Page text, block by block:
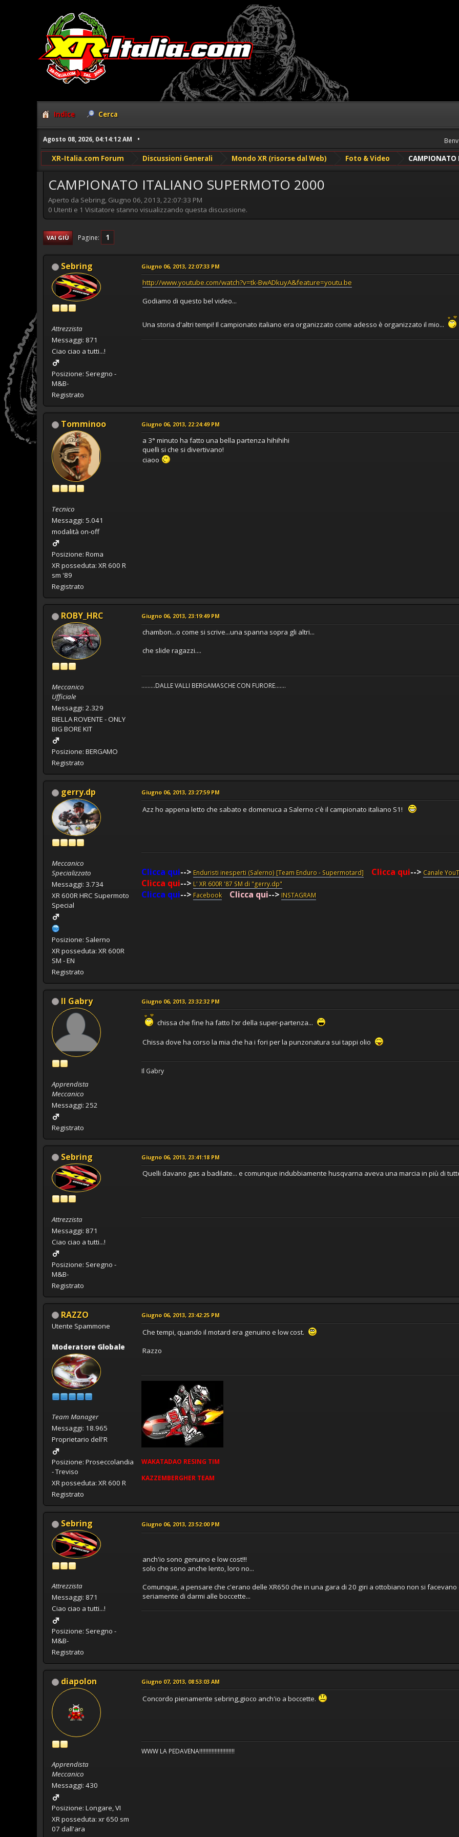
Indice Cerca
Agosto 08, 2026, 04:14:12 AM
XR-Italia.com Forum Discussioni Generali Mondo XR (risorse dal Web) Foto & Video CAMPIONATO
CAMPIONATO ITALIANO SUPERMOTO 2000
Aperto da Sebring, Giugno 06, 2013, 22:07:33 PM
0 Utenti e 1 Visitatore stanno visualizzando questa discussione.
VAI GIÙ Pagine 1
Sebring
Attrezzista
Messaggi: 871
Ciao ciao a tutti...!
Posizione: Seregno -
M&B-
Registrato
Giugno 06, 2013, 22:07:33 PM
http://www.youtube.com/watch?v=tk-BwADkuyA&feature=youtu.be
Godiamo di questo bel video...
Una storia d'altri tempi! Il campionato italiano era organizzato come adesso è organizzato il mio...
Tomminoo
Tecnico
Messaggi: 5.041
modalità on-off
Posizione: Roma
XR posseduta: XR 600 R
sm '89
Registrato
Giugno 06, 2013, 22:24:49 PM
a 3° minuto ha fatto una bella partenza hihihihi
quelli si che si divertivano!
ciaoo
ROBY_HRC
Meccanico
Ufficiale
Messaggi: 2.329
BIELLA ROVENTE - ONLY
BIG BORE KIT
Posizione: BERGAMO
Registrato
Giugno 06, 2013, 23:19:49 PM
chambon...o come si scrive...una spanna sopra gli altri...
che slide ragazzi....
.........DALLE VALLI BERGAMASCHE CON FURORE.......
gerry.dp
Meccanico
Specializzato
Messaggi: 3.734
XR 600R HRC Supermoto
Special
Posizione: Salerno
XR posseduta: XR 600R
SM - EN
Registrato
Giugno 06, 2013, 23:27:59 PM
Azz ho appena letto che sabato e domenuca a Salerno c'è il campionato italiano S1!
Clicca qui--> Enduristi inesperti (Salerno) [Team Enduro - Supermotard] Clicca qui--> Canale
Clicca qui--> L' XR 600R '87 SM di "gerry.dp"
Clicca qui--> Facebook Clicca qui--> INSTAGRAM
Il Gabry
Apprendista
Meccanico
Messaggi: 252
Registrato
Giugno 06, 2013, 23:32:32 PM
chissa che fine ha fatto l'xr della super-partenza...
Chissa dove ha corso la mia che ha i fori per la punzonatura sui tappi olio
Il Gabry
Sebring
Attrezzista
Messaggi: 871
Ciao ciao a tutti...!
Posizione: Seregno -
M&B-
Registrato
Giugno 06, 2013, 23:41:18 PM
Quelli davano gas a badilate... e comunque indubbiamente husqvarna aveva una marcia in più di
RAZZO
Utente Spammone
Moderatore Globale
Team Manager
Messaggi: 18.965
Proprietario dell'R
Posizione: Proseccolandia
- Treviso
XR posseduta: XR 600 R
Registrato
Giugno 06, 2013, 23:42:25 PM
Che tempi, quando il motard era genuino e low cost.
Razzo
WAKATADAO RESING TIM
KAZZEMBERGHER TEAM
Sebring
Attrezzista
Messaggi: 871
Ciao ciao a tutti...!
Posizione: Seregno -
M&B-
Registrato
Giugno 06, 2013, 23:52:00 PM
anch'io sono genuino e low cost!!!
solo che sono anche lento, loro no...
Comunque, a pensare che c'erano delle XR650 che in una gara di 20 giri a ottobiano non si
seriamente di darmi alle boccette...
diapolon
Apprendista
Meccanico
Messaggi: 430
Posizione: Longare, VI
XR posseduta: xr 650 sm
07 dall'ara
Giugno 07, 2013, 08:53:03 AM
Concordo pienamente sebring,gioco anch'io a boccette.
WWW LA PEDAVENA!!!!!!!!!!!!!!!!!!!!!!!